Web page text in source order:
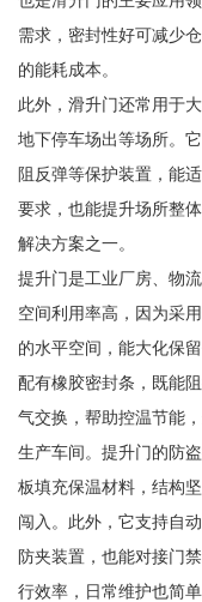
需求，密封性好可减少
的能耗成本。
此外，滑升门还常用于
地下停车场出等场所。
阻反弹等保护装置，能
要求，也能提升场所整
解决方案之一。
提升门是工业厂房、物
空间利用率高，因为采
的水平空间，能大化保
配有橡胶密封条，既能
气交换，帮助控温节能
生产车间。提升门的防
板填充保温材料，结构
闯入。此外，它支持自
防夹装置，也能对接门
行效率，日常维护也简